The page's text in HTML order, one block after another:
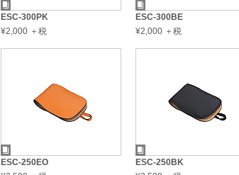
ESC-300PK
¥2,000 ＋税
ESC-300BE
¥2,000 ＋税
ESC-250EO
ESC-250BK